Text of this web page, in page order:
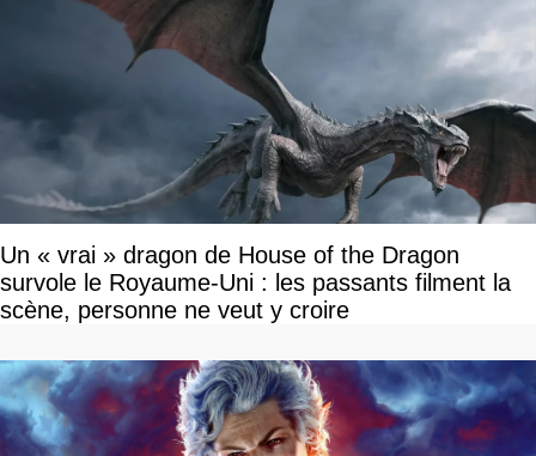
Un « vrai » dragon de House of the Dragon
survole le Royaume-Uni : les passants filment la
scène, personne ne veut y croire